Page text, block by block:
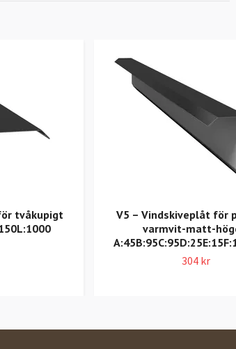
tvåkupigt
V5 – Vindskiveplåt för
varmvit-matt-
304 kr